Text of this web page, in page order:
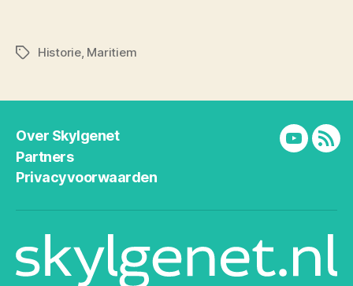
TagsHistorie, Maritiem
Over Skylgenet
Partners
Privacyvoorwaarden
YouTube
RSS